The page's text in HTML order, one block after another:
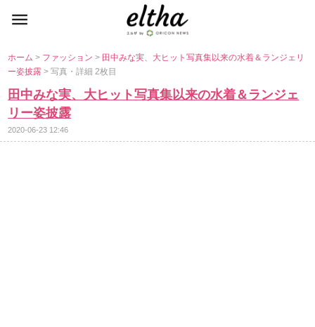
ホーム> ファッション> 田中みな実、大ヒット写真集以来の水着＆ランジェリ
ー姿披露> 写真・詳細 2枚目
田中みな実、大ヒット写真集以来の水着＆ランジェ
リー姿披露
2020-06-23 12:46